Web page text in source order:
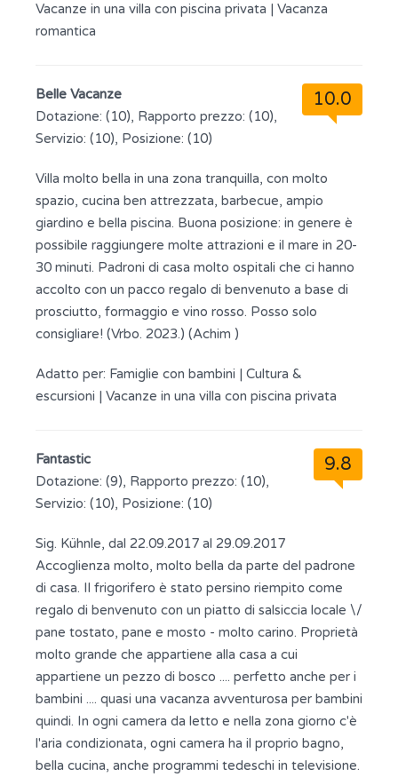
Vacanze in una villa con piscina privata | Vacanza
romantica
10.0
Belle Vacanze
Dotazione: (10), Rapporto prezzo: (10),
Servizio: (10), Posizione: (10)
Villa molto bella in una zona tranquilla, con molto
spazio, cucina ben attrezzata, barbecue, ampio
giardino e bella piscina. Buona posizione: in genere è
possibile raggiungere molte attrazioni e il mare in 20-
30 minuti. Padroni di casa molto ospitali che ci hanno
accolto con un pacco regalo di benvenuto a base di
prosciutto, formaggio e vino rosso. Posso solo
consigliare! (Vrbo. 2023.) (Achim )
Adatto per: Famiglie con bambini | Cultura &
escursioni | Vacanze in una villa con piscina privata
9.8
Fantastic
Dotazione: (9), Rapporto prezzo: (10),
Servizio: (10), Posizione: (10)
Sig. Kühnle, dal 22.09.2017 al 29.09.2017
Accoglienza molto, molto bella da parte del padrone
di casa. Il frigorifero è stato persino riempito come
regalo di benvenuto con un piatto di salsiccia locale \/
pane tostato, pane e mosto - molto carino. Proprietà
molto grande che appartiene alla casa a cui
appartiene un pezzo di bosco .... perfetto anche per i
bambini .... quasi una vacanza avventurosa per bambini
quindi. In ogni camera da letto e nella zona giorno c'è
l'aria condizionata, ogni camera ha il proprio bagno,
bella cucina, anche programmi tedeschi in televisione.